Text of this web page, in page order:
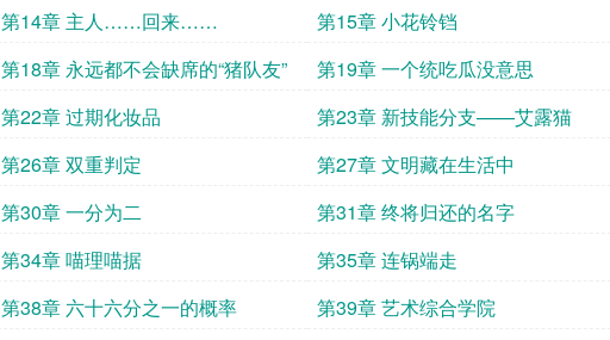
第14章 主人……回来…… 第15章 小花铃铛
第18章 永远都不会缺席的“猪队友” 第19章 一个统吃瓜没意思
第22章 过期化妆品 第23章 新技能分支——艾露猫
第26章 双重判定 第27章 文明藏在生活中
第30章 一分为二 第31章 终将归还的名字
第34章 喵理喵据 第35章 连锅端走
第38章 六十六分之一的概率 第39章 艺术综合学院